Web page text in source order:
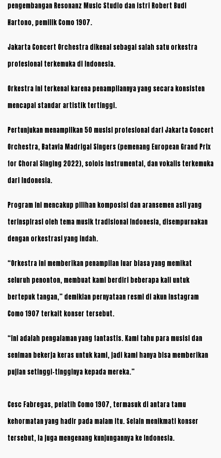
pengembangan Resonanz Music Studio dan istri Robert Budi
Hartono, pemilik Como 1907.
Jakarta Concert Orchestra dikenal sebagai salah satu orkestra
profesional terkemuka di Indonesia.
Orkestra ini terkenal karena penampilannya yang secara konsisten
mencapai standar artistik tertinggi.
Pertunjukan menampilkan 50 musisi profesional dari Jakarta Concert
Orchestra, Batavia Madrigal Singers (pemenang European Grand Prix
for Choral Singing 2022), solois instrumental, dan vokalis terkemuka
dari Indonesia.
Program ini mencakup pilihan komposisi dan aransemen asli yang
terinspirasi oleh tema musik tradisional Indonesia, disempurnakan
dengan orkestrasi yang indah.
“Orkestra ini memberikan penampilan luar biasa yang memikat
seluruh penonton, membuat kami berdiri beberapa kali untuk
bertepuk tangan,” demikian pernyataan resmi di akun Instagram
Como 1907 terkait konser tersebut.
“Ini adalah pengalaman yang fantastis. Kami tahu para musisi dan
seniman bekerja keras untuk kami, jadi kami hanya bisa memberikan
pujian setinggi-tingginya kepada mereka.”
Cesc Fabregas, pelatih Como 1907, termasuk di antara tamu
kehormatan yang hadir pada malam itu. Selain menikmati konser
tersebut, ia juga mengenang kunjungannya ke Indonesia.